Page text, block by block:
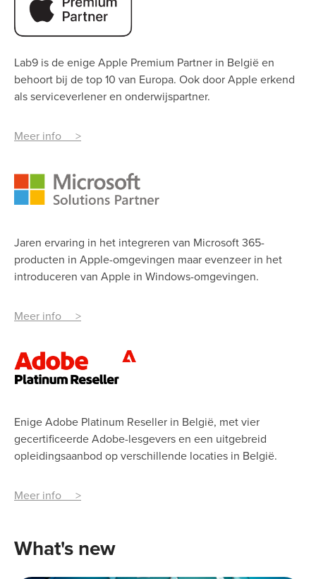
Lab9 is de enige Apple Premium Partner in België en
behoort bij de top 10 van Europa. Ook door Apple erkend
als serviceverlener en onderwijspartner.
Meer info >
Jaren ervaring in het integreren van Microsoft 365-
producten in Apple-omgevingen maar evenzeer in het
introduceren van Apple in Windows-omgevingen.
Meer info >
Enige Adobe Platinum Reseller in België, met vier
gecertificeerde Adobe-lesgevers en een uitgebreid
opleidingsaanbod op verschillende locaties in België.
Meer info >
What's new